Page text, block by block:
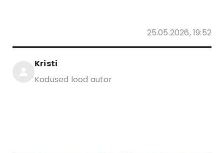
25.05.2026, 19:52
Kristi
Kodused lood autor